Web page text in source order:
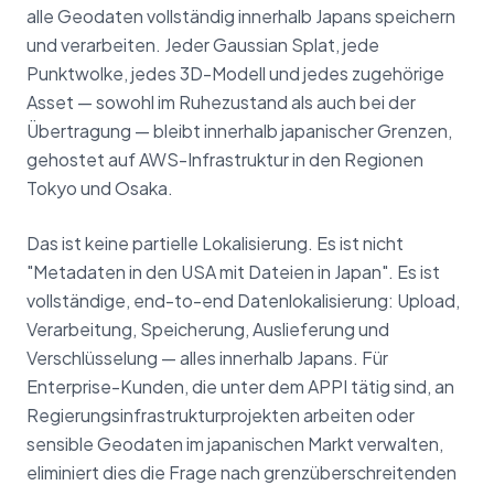
alle Geodaten vollständig innerhalb Japans speichern
und verarbeiten. Jeder Gaussian Splat, jede
Punktwolke, jedes 3D-Modell und jedes zugehörige
Asset — sowohl im Ruhezustand als auch bei der
Übertragung — bleibt innerhalb japanischer Grenzen,
gehostet auf AWS-Infrastruktur in den Regionen
Tokyo und Osaka.
Das ist keine partielle Lokalisierung. Es ist nicht
"Metadaten in den USA mit Dateien in Japan". Es ist
vollständige, end-to-end Datenlokalisierung: Upload,
Verarbeitung, Speicherung, Auslieferung und
Verschlüsselung — alles innerhalb Japans. Für
Enterprise-Kunden, die unter dem APPI tätig sind, an
Regierungsinfrastrukturprojekten arbeiten oder
sensible Geodaten im japanischen Markt verwalten,
eliminiert dies die Frage nach grenzüberschreitenden